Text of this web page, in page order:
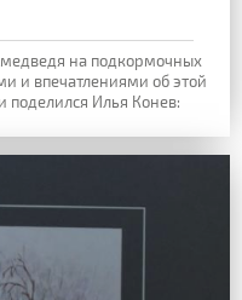
на подкормочных
и впечатлениями об этой
поделился Илья Конев: